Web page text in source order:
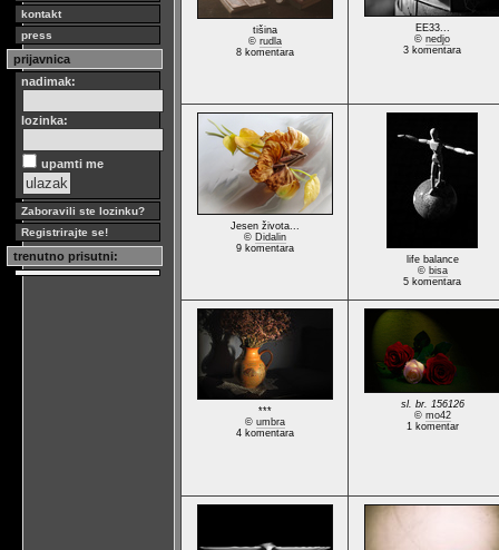
kontakt
press
prijavnica
nadimak:
lozinka:
upamti me
Zaboravili ste lozinku?
Registrirajte se!
trenutno prisutni:
tišina
© rudla
8 komentara
EE33...
© nedjo
3 komentara
Jesen života...
© Didalin
9 komentara
life balance
© bisa
5 komentara
***
© umbra
4 komentara
sl. br. 156126
© mo42
1 komentar